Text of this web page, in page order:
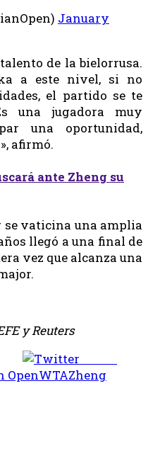
January
de la bielorrusa.
a este nivel, si no
el partido se te
una jugadora muy
una oportunidad,
afirmó.
ante Zheng su
se vaticina una amplia
llegó a una final de
vez que alcanza una
y Reuters
OpenWTAZheng